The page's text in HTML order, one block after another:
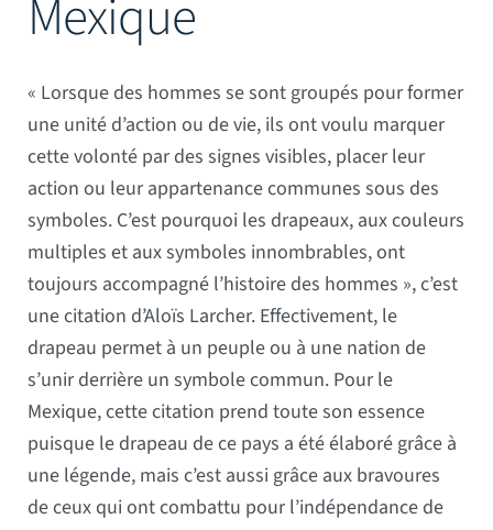
Mâts
Mexique
« Lorsque des hommes se sont groupés pour former
une unité d’action ou de vie, ils ont voulu marquer
cette volonté par des signes visibles, placer leur
action ou leur appartenance communes sous des
symboles. C’est pourquoi les drapeaux, aux couleurs
multiples et aux symboles innombrables, ont
toujours accompagné l’histoire des hommes », c’est
une citation d’Aloïs Larcher. Effectivement, le
drapeau permet à un peuple ou à une nation de
s’unir derrière un symbole commun. Pour le
Mexique, cette citation prend toute son essence
puisque le drapeau de ce pays a été élaboré grâce à
une légende, mais c’est aussi grâce aux bravoures
de ceux qui ont combattu pour l’indépendance de